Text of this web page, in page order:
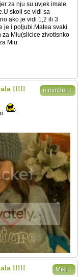
za nju su uvjek imale
skoli se vidi sa
ako je vidi 1,2 ili 3
je i poljubi.Matea svaki
Miu(slicice zivotisnko
Miu
mmm3m ↓
!!!!!
Miki ↓
!!!!!